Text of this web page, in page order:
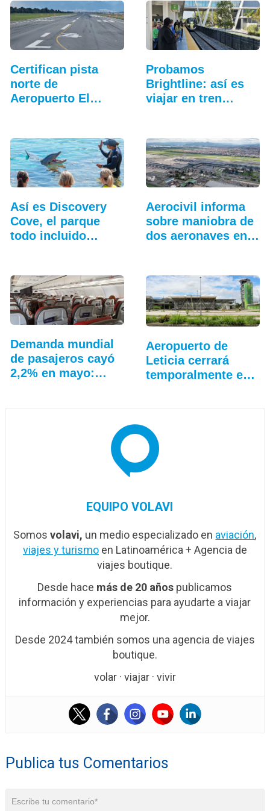
Certifican pista
norte de
Aeropuerto El
Probamos
Brightline: así es
viajar en tren
Así es Discovery
Cove, el parque
todo incluido
Aerocivil informa
sobre maniobra de
dos aeronaves en
Demanda mundial
de pasajeros cayó
2,2% en mayo:
Aeropuerto de
Leticia cerrará
temporalmente en
EQUIPO VOLAVI
Somosvolavi, un medio especializado en aviación,
viajes y turismoen Latinoamérica + Agencia de
viajes boutique.
Desde hace más de 20 años publicamos
información y experiencias para ayudarte a viajar
mejor.
Desde 2024 también somos una agencia de viajes
boutique.
volar · viajar · vivir
Publica tus Comentarios